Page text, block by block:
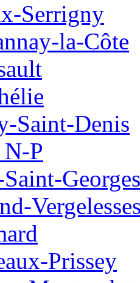
Serrigny
la-Côte
Saint-Denis
P
Georges
Prissey